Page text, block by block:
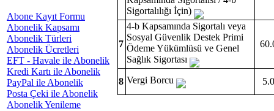
Abone Kayıt Formu
Abonelik Kapsamı
Abonelik Türleri
Abonelik Ücretleri
EFT - Havale ile Abonelik
Kredi Kartı ile Abonelik
PayPal ile Abonelik
Posta Çeki ile Abonelik
Abonelik Yenileme
Sigortalılığı İçin)
7
4-b Kapsamında Sigortalı veya
Sosyal Güvenlik Destek Primi
Ödeme Yükümlüsü ve Genel
Sağlık Sigortası
8 Vergi Borcu